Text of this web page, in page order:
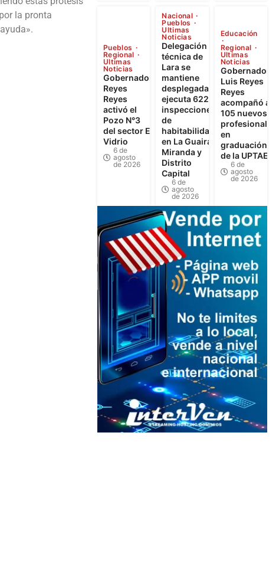
la pronta
Pueblos
Regional
Ultimas
Noticias
Gobernador
Reyes
Reyes
activó el
Pozo N°3
del sector El
Vidrio
6 de
agosto
de 2026
Nacional
Pueblos
Ultimas
Noticias
Delegación
técnica de
Lara se
mantiene
desplegada y
ejecuta 622
inspecciones
de
habitabilidad
en La Guaira,
Miranda y
Distrito
Capital
6 de
agosto
de 2026
Educación
Regional
Ultimas
Noticias
Gobernador
Luis Reyes
Reyes
acompañó a
105 nuevos
profesionales
en
graduación
de la UPTAEB
6 de
agosto
de 2026